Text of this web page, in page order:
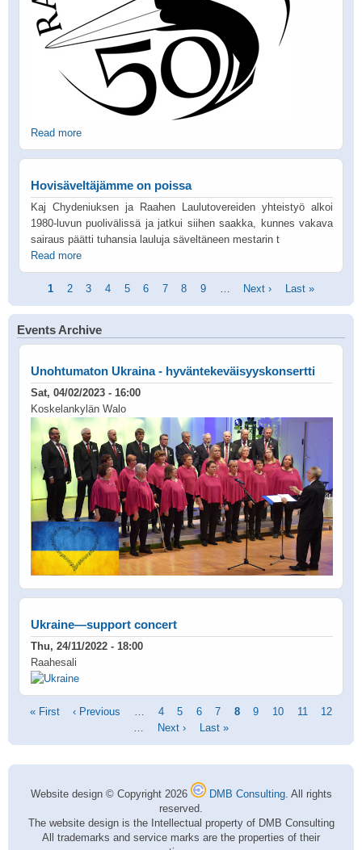
Read more
Hovisäveltäjämme on poissa
Kaj Chydeniuksen ja Raahen Laulutovereiden yhteistyö alkoi
1980-luvun puolivälissä ja jatkui siihen saakka, kunnes vakava
sairaus päätti tuhansia lauluja säveltäneen mestarin t
Read more
Pagination
Current
page
1 Page
2 Page
3 Page
4 Page
5 Page
6 Page
7 Page
8 Page
9 …
Next
page
Next ›
Last
page
Last »
Events Archive
Unohtumaton Ukraina - hyväntekeväisyyskonsertti
Sat, 04/02/2023 - 16:00
Koskelankylän Walo
Ukraine—support concert
Thu, 24/11/2022 - 18:00
Raahesali
Pagination
First
« First
Previous
‹ Previous … Page
4 Page
5 Page
6 Page
7
Current
8 Page
9 Page
10 Page
11 Page
12
…
Next
page
Next ›
Last
page
Last »
Website design © Copyright 2026 DMB Consulting. All rights
reserved.
The website design is the Intellectual property of DMB Consulting
All trademarks and service marks are the properties of their